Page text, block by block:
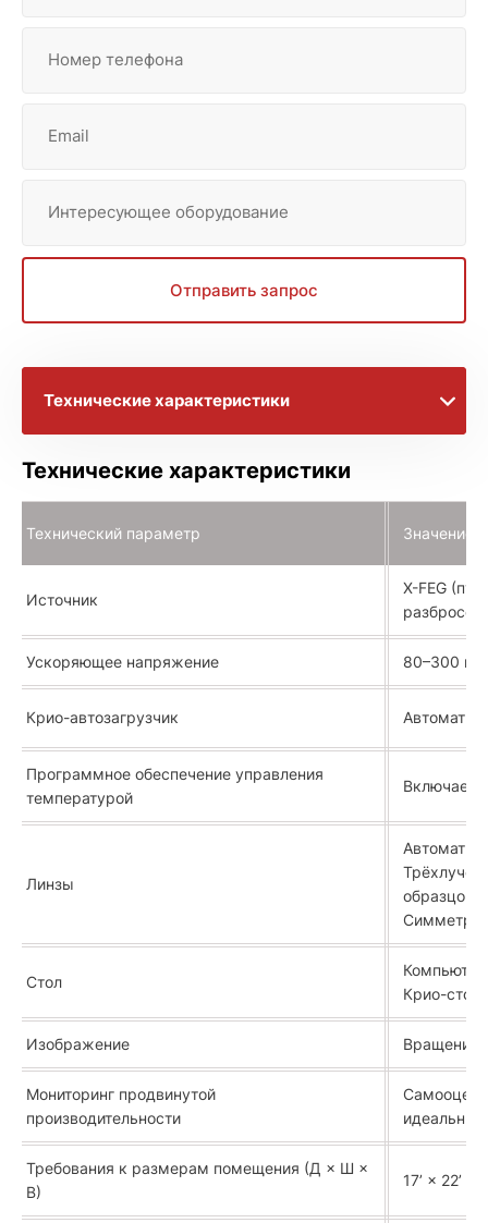
Номер телефона
Email
Интересующее оборудование
Отправить запрос
Технические характеристики
Брошюра с информацией
Технические характеристики
Технический параметр Значение
Источник
X-FEG
разбросом
Ускоряющее напряжение 80–300 кВ
Крио-автозагрузчик
Программное обеспечение управления
температурой
Включает
Линзы
образцов
Стол
Крио-стол
Изображение Вращение
Мониторинг продвинутой
производительности
Требования к размерам помещения (Д × Ш ×
В)
17’ × 22’ ×